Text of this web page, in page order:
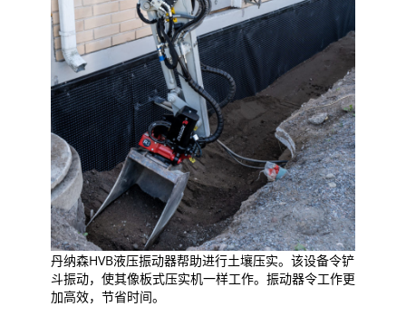
丹纳森HVB液压振动器帮助进行土壤压实。该设备令铲
斗振动，使其像板式压实机一样工作。振动器令工作更
加高效，节省时间。